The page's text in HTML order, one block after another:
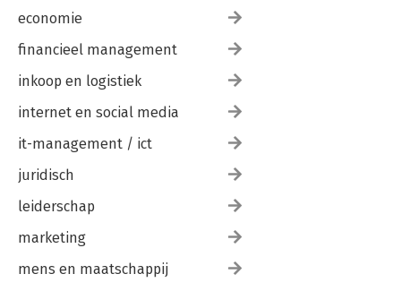
economie
financieel management
inkoop en logistiek
internet en social media
it-management / ict
juridisch
leiderschap
marketing
mens en maatschappij